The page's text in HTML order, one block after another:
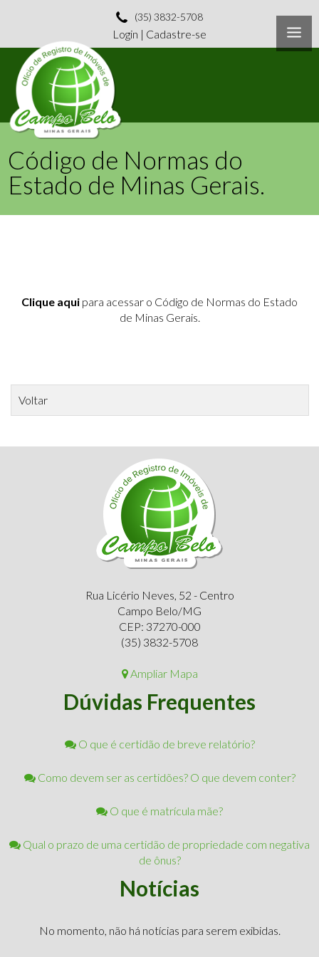
(35) 3832-5708
Login | Cadastre-se
Código de Normas do
Estado de Minas Gerais.
Clique aqui para acessar o Código de Normas do Estado
de Minas Gerais.
Voltar
Rua Licério Neves, 52 - Centro
Campo Belo/MG
CEP: 37270-000
(35) 3832-5708
Ampliar Mapa
Dúvidas Frequentes
O que é certidão de breve relatório?
Como devem ser as certidões? O que devem conter?
O que é matrícula mãe?
Qual o prazo de uma certidão de propriedade com negativa
de ônus?
Notícias
No momento, não há notícias para serem exibidas.